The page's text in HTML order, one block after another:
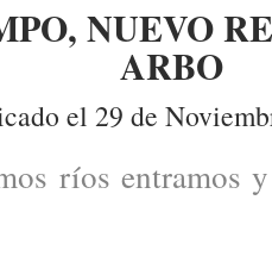
NUEVO
ARBO
el 29 de
ríos entramos y